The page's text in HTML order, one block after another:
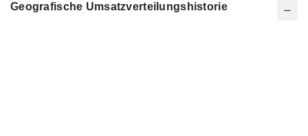
Geografische Umsatzverteilungshistorie